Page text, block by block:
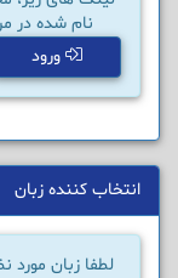
نام شده در
ورود
انتخاب کننده زبان
لطفا زبان مورد